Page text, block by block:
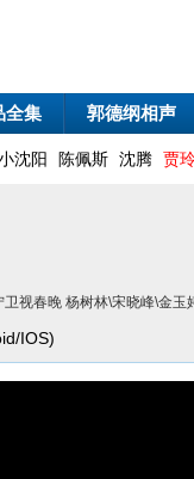
全集 郭德纲相声
沈阳 陈佩斯 沈腾 贾
视春晚 杨树林\宋晓峰\金玉
IOS)